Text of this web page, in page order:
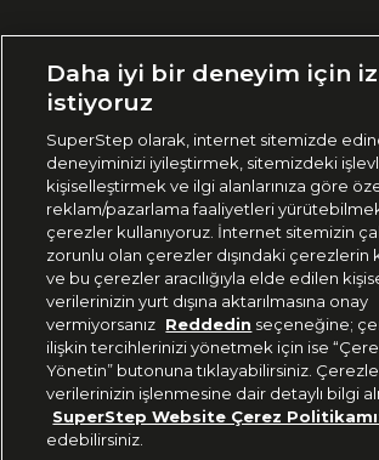
🇹🇷 Türkiye
444 37 36
Uygulamadan Takip Edin
Bizi Takip Edin
Daha iyi bir deneyim için
istiyoruz
SuperStep olarak, internet sitemizde
deneyiminizi iyileştirmek, sitemizdeki
kişiselleştirmek ve ilgi alanlarınıza göre
reklam/pazarlama faaliyetleri
çerezler kullanıyoruz. İnternet sitemizin
zorunlu olan çerezler dışındaki çerezlerin
ve bu çerezler aracılığıyla elde edilen
verilerinizin yurt dışına aktarılmasına onay
vermiyorsanız Reddedin seçeneğine;
ilişkin tercihlerinizi yönetmek için ise
Yönetin” butonuna tıklayabilirsiniz.
verilerinizin işlenmesine dair detaylı bilgi
SuperStep Website Çerez
edebilirsiniz.